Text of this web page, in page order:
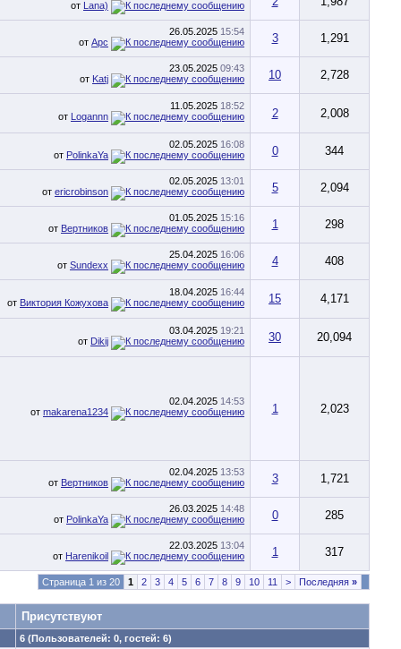
от Lana)
26.05.2025 15:54
от Арс 3 1,291
23.05.2025 09:43
от Katj 10 2,728
11.05.2025 18:52
от Logannn 2 2,008
02.05.2025 16:08
от PolinkaYa 0 344
02.05.2025 13:01
от ericrobinson 5 2,094
01.05.2025 15:16
от Вертников 1 298
25.04.2025 16:06
от Sundexx 4 408
18.04.2025 16:44
от Виктория Кожухова 15 4,171
03.04.2025 19:21
от Dikij 30 20,094
02.04.2025 14:53
от makarena1234 1 2,023
02.04.2025 13:53
от Вертников 3 1,721
26.03.2025 14:48
от PolinkaYa 0 285
22.03.2025 13:04
от Harenikoil 1 317
Страница 1 из 20 1 2 3 4 5 6 7 8 9 10 11 > Последняя »
Присутствуют
6 (Пользователей: 0, гостей: 6)